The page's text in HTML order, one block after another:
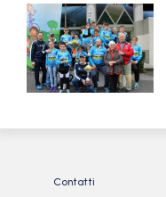
Contatti